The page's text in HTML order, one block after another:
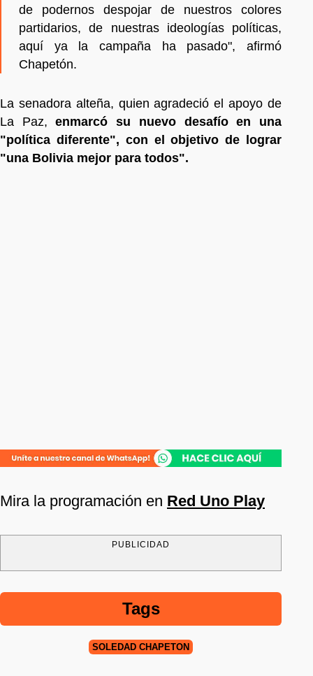
de podernos despojar de nuestros colores
partidarios, de nuestras ideologías políticas,
aquí ya la campaña ha pasado", afirmó
Chapetón.
La senadora alteña, quien agradeció el apoyo de
La Paz, enmarcó su nuevo desafío en una
"política diferente", con el objetivo de lograr
"una Bolivia mejor para todos".
Mira la programación en Red Uno Play
PUBLICIDAD
Tags
SOLEDAD CHAPETÓN